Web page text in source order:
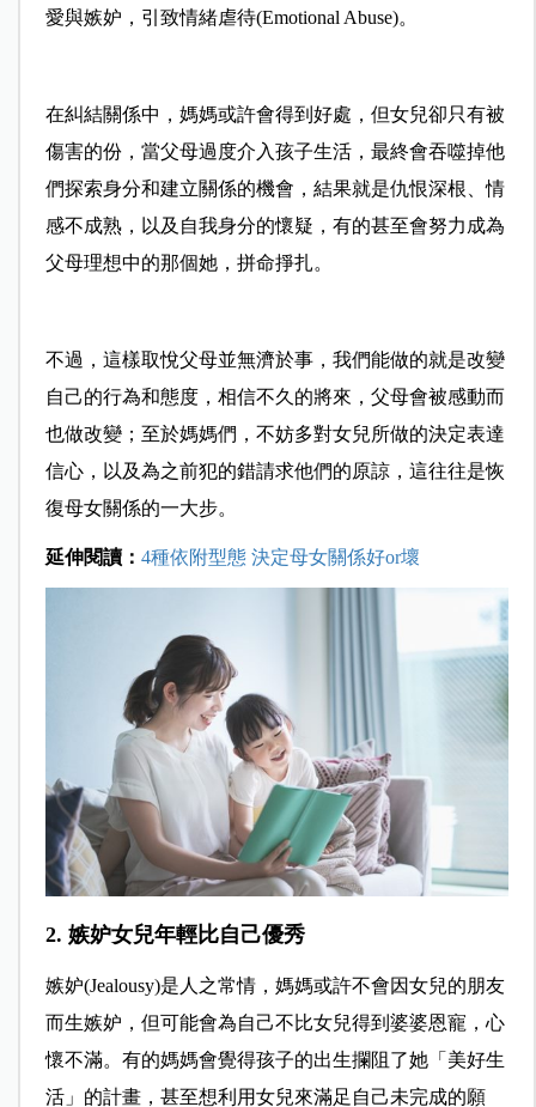
愛與嫉妒，引致情緒虐待(Emotional Abuse)。
在糾結關係中，媽媽或許會得到好處，但女兒卻只有被
傷害的份，當父母過度介入孩子生活，最終會吞噬掉他
們探索身分和建立關係的機會，結果就是仇恨深根、情
感不成熟，以及自我身分的懷疑，有的甚至會努力成為
父母理想中的那個她，拼命掙扎。
不過，這樣取悅父母並無濟於事，我們能做的就是改變
自己的行為和態度，相信不久的將來，父母會被感動而
也做改變；至於媽媽們，不妨多對女兒所做的決定表達
信心，以及為之前犯的錯請求他們的原諒，這往往是恢
復母女關係的一大步。
延伸閱讀： 4種依附型態 決定母女關係好or壞
2. 嫉妒女兒年輕比自己優秀
嫉妒(Jealousy)是人之常情，媽媽或許不會因女兒的朋友
而生嫉妒，但可能會為自己不比女兒得到婆婆恩寵，心
懷不滿。有的媽媽會覺得孩子的出生攔阻了她「美好生
活」的計畫，甚至想利用女兒來滿足自己未完成的願